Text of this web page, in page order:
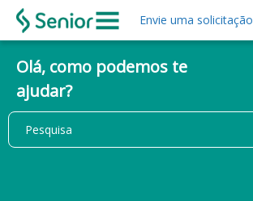
Envie uma solicitação
Olá, como podemos te
ajudar?